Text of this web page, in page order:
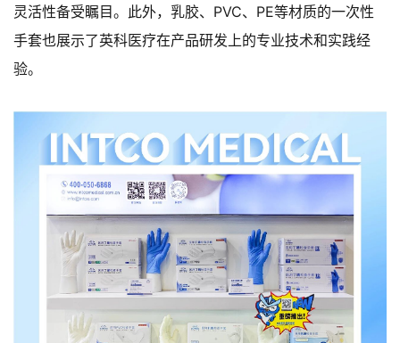
灵活性备受瞩目。此外，乳胶、PVC、PE等材质的一次性
手套也展示了英科医疗在产品研发上的专业技术和实践经
验。